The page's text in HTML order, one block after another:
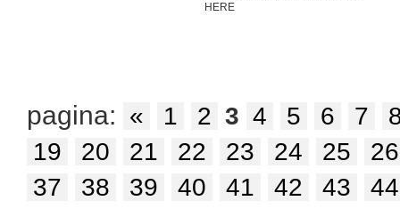
HERE
pagina: « 1 2 3 4 5 6 7
19
20 21 22 23 24 25
26
37
38 39 40 41 42 43 44